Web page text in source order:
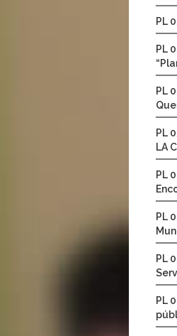
PL
PL
PL
PL
LA
PL
PL
PL
PL